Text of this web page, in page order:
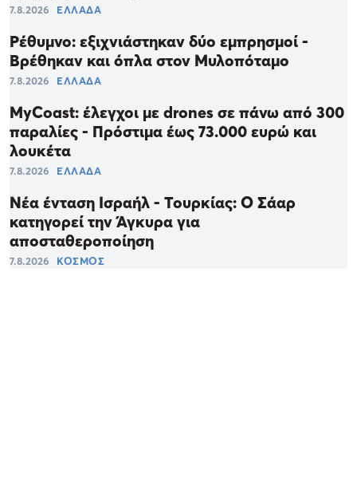
7.8.2026 ΕΛΛΑΔΑ
Ρέθυμνο: εξιχνιάστηκαν δύο εμπρησμοί -
Βρέθηκαν και όπλα στον Μυλοπόταμο
7.8.2026 ΕΛΛΑΔΑ
MyCoast: έλεγχοι με drones σε πάνω από 300
παραλίες - Πρόστιμα έως 73.000 ευρώ και
λουκέτα
7.8.2026 ΕΛΛΑΔΑ
Νέα ένταση Ισραήλ - Τουρκίας: Ο Σάαρ
κατηγορεί την Άγκυρα για
αποσταθεροποίηση
7.8.2026 ΚΟΣΜΟΣ